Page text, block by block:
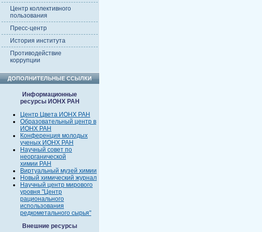
Центр коллективного
пользования
Пресс-центр
История института
Противодействие
коррупции
ДОПОЛНИТЕЛЬНЫЕ ССЫЛКИ
Информационные
ресурсы ИОНХ РАН
Центр Цвета ИОНХ РАН
Образовательный центр в
ИОНХ РАН
Конференция молодых
ученых ИОНХ РАН
Научный совет по
неорганической
химии РАН
Виртуальный музей химии
Новый химический журнал
Научный центр мирового
уровня "Центр
рационального
использования
редкометального сырья"
Внешние ресурсы